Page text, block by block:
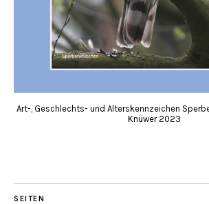
Art-, Geschlechts- und Alterskennzeichen
Knüwer 2023
SEITEN